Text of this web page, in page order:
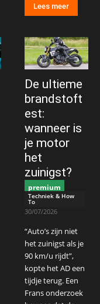
Lees meer
De ultieme
brandstoft
est:
wanneer is
je motor
het
zuinigst?
premium
Techniek & How
To
30/07/2026
“Auto’s zijn niet
het zuinigst als je
90 km/u rijdt”,
kopte het AD een
tijdje terug. Een
Frans onderzoek